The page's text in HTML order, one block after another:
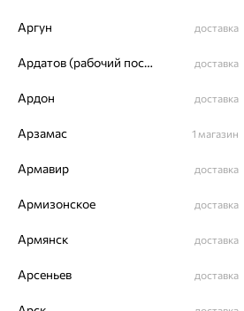
Гарантия и возврат
Похожие изделия
Аргун доставка
Ардатов (рабочий поселок) доставка
Ардон доставка
Арзамас 1 магазин
Армавир доставка
Армизонское доставка
Армянск доставка
Арсеньев доставка